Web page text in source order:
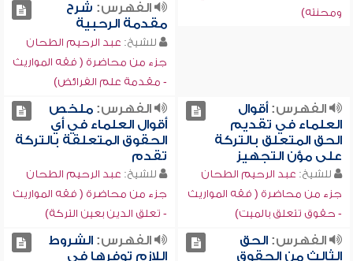
ومحنته)
الفهرس: شرح
مقدمة الرحبية
للشيخ: عبد الرحيم الطحان
جزء من محاضرة ( فقه المواريث
- مقدمة علم الفرائض)
الفهرس:أقوال
العلماء في تقديم
الحق المتعلق بالتركة
على مؤن التجهيز
للشيخ: عبد الرحيم الطحان
جزء من محاضرة ( فقه المواريث
- حقوق تتعلق بالميت)
الفهرس:ملخص
أقوال العلماء في أي
الحقوق المتعلقة بالتركة
تقدم
للشيخ: عبد الرحيم الطحان
جزء من محاضرة ( فقه المواريث
- تعلق الدين بعين التركة)
الفهرس:الحق
الثالث من الحقوق
الفهرس:الشروط
اللازم توفرها في